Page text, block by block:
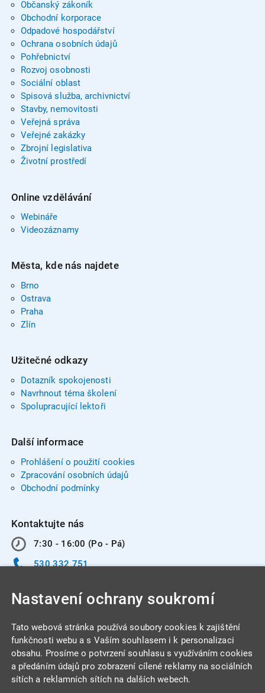
Občanský zákoník
Obchodní korporace
Odpadové hospodářství
Ochrana osobních údajů
Pohřebnictví
Rozvoj osobnosti
Sociální oblast
Spisová služba, archivnictví
Stavby, nemovitosti
Veřejná správa
Veřejné zakázky
Zbrojní legislativa
Životní prostředí
Online vzdělávání
Webináře
Videozáznamy
Města, kde nás najdete
Brno
Ostrava
Praha
Zlín
Užitečné odkazy
Dotazník spokojenosti
Navrhnout téma školení
Spolupracující lektoři
Další informace
Prohlášení o použití cookies
Zpracování osobních údajů
Obchodní podmínky
Kontaktujte nás
7:30 - 16:00 (Po - Pá)
530 332 751
INTEGRA CENTRUM s.r.o.
Jabloňová 662/7
Nastavení ochrany soukromí
Tato webová stránka používá soubory cookies k zajištění
funkčnosti webu a s Vaším souhlasem i k personalizaci
obsahu. Prosíme o potvrzení souhlasu s využíváním cookies
a předáním údajů pro zobrazení cílené reklamy na sociálních
sítích a reklamních sítích na dalších webech.